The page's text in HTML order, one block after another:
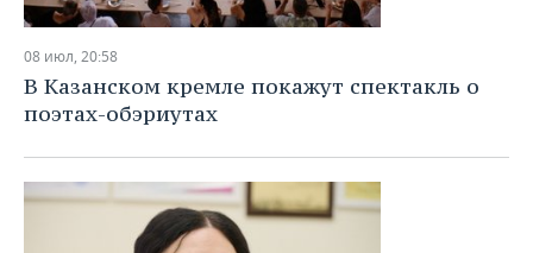
08 июл, 20:58
В Казанском кремле покажут спектакль о
поэтах-обэриутах